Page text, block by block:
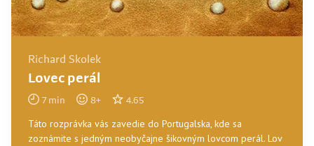
Richard Skolek
Lovec perál
7min 8+ 4.65
Táto rozprávka vás zavedie do Portugalska, kde sa
zoznámite s jedným neobyčajne šikovným lovcom perál. Lov